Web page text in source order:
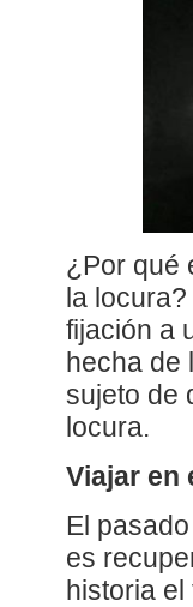
¿Por qué
la
fijación a
hecha de
sujeto de
locura.
Viajar en
El
es
historia